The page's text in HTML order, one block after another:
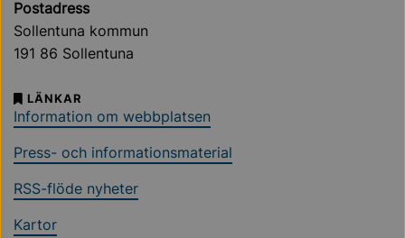
Postadress
Sollentuna kommun
191 86 Sollentuna
LÄNKAR
Information om webbplatsen
Press- och informationsmaterial
RSS-flöde nyheter
Kartor